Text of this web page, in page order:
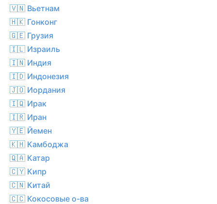
🇻🇳 Вьетнам
🇭🇰 Гонконг
🇬🇪 Грузия
🇮🇱 Израиль
🇮🇳 Индия
🇮🇩 Индонезия
🇯🇴 Иордания
🇮🇶 Ирак
🇮🇷 Иран
🇾🇪 Йемен
🇰🇭 Камбоджа
🇶🇦 Катар
🇨🇾 Кипр
🇨🇳 Китай
🇨🇨 Кокосовые о-ва